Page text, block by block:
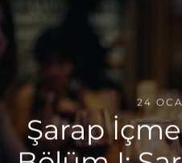
24
Şarap